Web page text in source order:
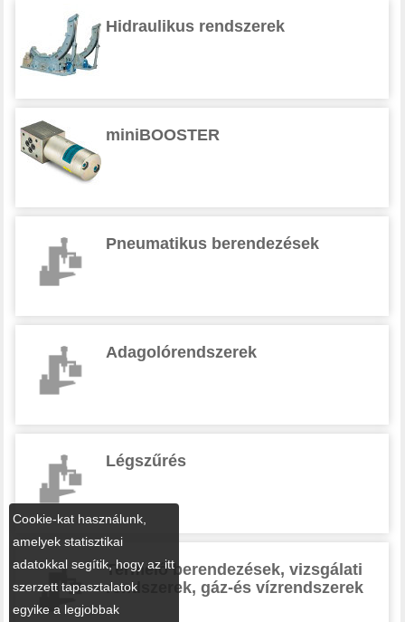
Hidraulikus rendszerek
miniBOOSTER
Pneumatikus berendezések
Adagolórendszerek
Légszűrés
Termelő berendezések, vizsgálati
rendszerek, gáz-és vízrendszerek
Cookie-kat használunk,
amelyek statisztikai
adatokkal segítik, hogy az itt
szerzett tapasztalatok
egyike a legjobbak